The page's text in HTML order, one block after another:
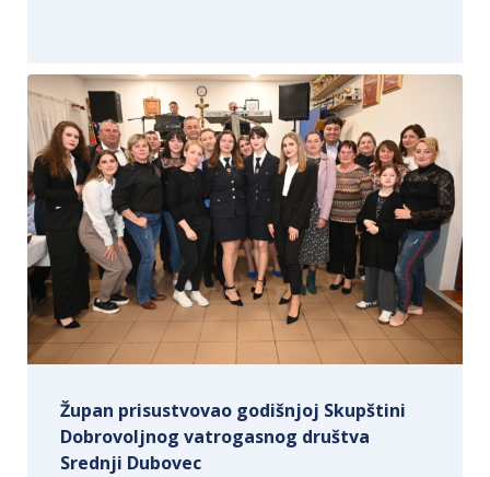
Župan prisustvovao godišnjoj Skupštini
Dobrovoljnog vatrogasnog društva
Srednji Dubovec